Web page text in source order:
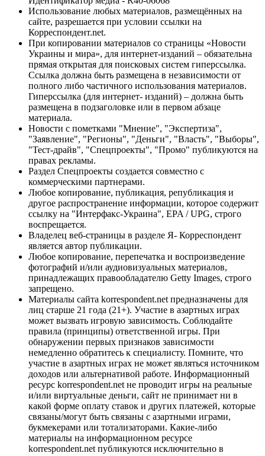
Использование любых материалов, размещённых на
сайте, разрешается при условии ссылки на
Корреспондент.net.
При копировании материалов со страницы «Новости
Украины и мира», для интернет-изданий – обязательна
прямая открытая для поисковых систем гиперссылка.
Ссылка должна быть размещена в независимости от
полного либо частичного использования материалов.
Гиперссылка (для интернет- изданий) – должна быть
размещена в подзаголовке или в первом абзаце
материала.
Новости с пометками "Мнение", "Экспертиза",
"Заявление", "Регионы", "Деньги", "Власть", "Выборы",
"Тест-драйв", "Спецпроекты", "Промо" публикуются на
правах рекламы.
Раздел Спецпроекты создается совместно с
коммерческими партнерами.
Любое копирование, публикация, републикация и
другое распространение информации, которое содержит
ссылку на "Интерфакс-Украина", EPA / UPG, строго
воспрещается.
Владелец веб-страницы в разделе Я- Корреспондент
является автор публикации.
Любое копирование, перепечатка и воспроизведение
фотографий и/или аудиовизуальных материалов,
принадлежащих правообладателю Getty Images, строго
запрещено.
Материалы сайта korrespondent.net предназначены для
лиц старше 21 года (21+). Участие в азартных играх
может вызвать игровую зависимость. Соблюдайте
правила (принципы) ответственной игры. При
обнаружении первых признаков зависимости
немедленно обратитесь к специалисту. Помните, что
участие в азартных играх не может являться источником
доходов или альтернативой работе. Информационный
ресурс korrespondent.net не проводит игры на реальные
и/или виртуальные деньги, сайт не принимает ни в
какой форме оплату ставок и других платежей, которые
связаны/могут быть связаны с азартными играми,
букмекерами или тотализаторами. Какие-либо
материалы на информационном ресурсе
korrespondent.net публикуются исключительно в